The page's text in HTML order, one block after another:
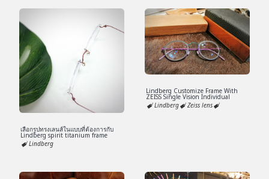
เลือกรูปทรงเลนส์ในแบบที่ต้องการกับ
Lindberg spirit titanium frame
Lindberg
Lindberg Customize Frame With
ZEISS Single Vision Individual
Lindberg
Zeiss lens